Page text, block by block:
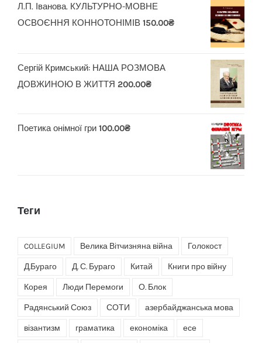
Л.П. Іванова. КУЛЬТУРНО-МОВНЕ
ОСВОЄННЯ КОННОТОНІМІВ 150.00₴
Сергій Кримський: НАША РОЗМОВА
ДОВЖИНОЮ В ЖИТТЯ 200.00₴
Поетика онімної гри 100.00₴
Теги
COLLEGIUM Велика Вітчизняна війна Голокост
Д.Бураго Д. С. Бураго Китай Книги про війну
Корея Люди Перемоги О. Блок
Радянський Союз СОТИ азербайджанська мова
візантизм граматика економіка есе